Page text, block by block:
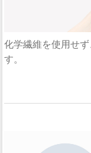
化学繊維を使用せ
す。